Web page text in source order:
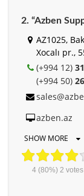
2. “Azben
AZ1025,
Xocalı pr.,
(+994 12)
(+994 50)
azben.az
SHOW MORE
4(80%) 2 votes